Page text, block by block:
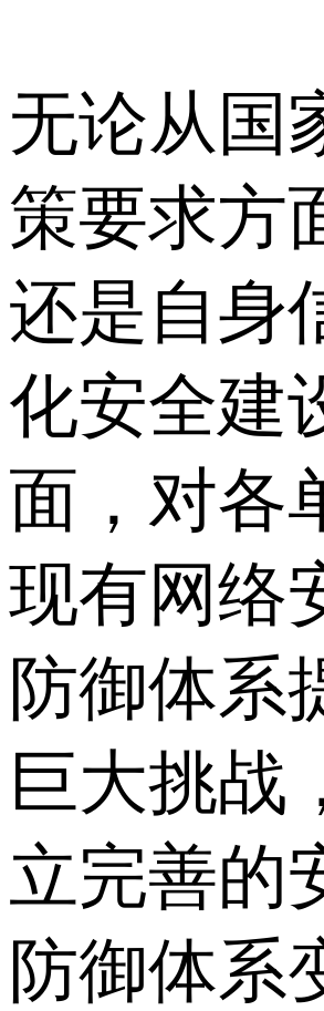
无论从国
策要求方
还是自身
化安全建
面，对各
现有网络
防御体系
巨大挑战
立完善的
防御体系